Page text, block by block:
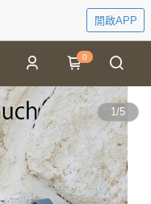
開啟APP
0
1/5